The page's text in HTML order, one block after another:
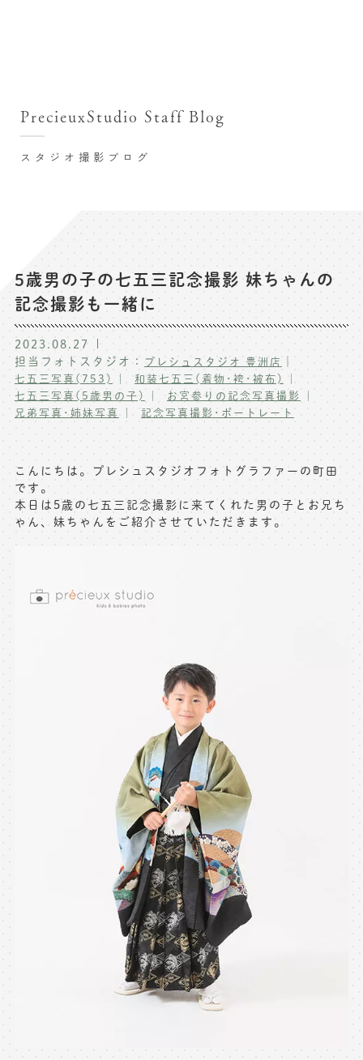
七五三お参り用着物レンタル
お宮参り写真撮影
ハーフバースデー撮影
卒業袴･卒業写真撮影
入園入学･卒園卒業記念撮影
ハーフ成人式･10歳の祝い記念撮影
家族写真･記念写真撮影
ペット写真撮影
マタニティフォト撮影
フォトウェディング
記念撮影コラム
写真商品一覧
出張撮影(鎌倉)
キャンペーン･限定プラン情報
店舗情報についてはお手数ですが
各店舗までお問い合わせください
toiawase@precieux-studio.com
※上記アドレスは総合窓口となります
[営業時間] 9:00～17:00
[定休日] 土日祝日
マイページへログインする
無料会員登録はこちら
スタジオ撮影ブログ
PrecieuxStudio Staff Blog
5歳男の子の七五三記念撮影 妹ちゃんの
記念撮影も一緒に
2023.08.27
担当フォトスタジオ： プレシュスタジオ 豊洲店 ｜
七五三写真(753)
和装七五三(着物･袴･被布)
七五三写真(5歳男の子)
お宮参りの記念写真撮影
兄弟写真･姉妹写真
記念写真撮影･ポートレート
こんにちは。プレシュスタジオフォトグラファーの町田
です。
本日は5歳の七五三記念撮影に来てくれた男の子とお兄ち
ゃん、妹ちゃんをご紹介させていただきます。